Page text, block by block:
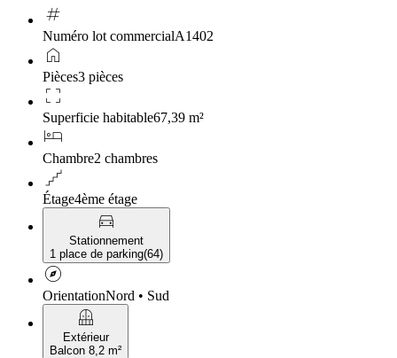
tag
Numéro lot commercialA1402
home
Pièces3 pièces
crop_free
Superficie habitable67,39 m²
hotel
Chambre2 chambres
floor
Étage4ème étage
directions_car
Stationnement
1 place de parking(64)
explore
OrientationNord • Sud
balcony
Extérieur
Balcon 8,2 m²